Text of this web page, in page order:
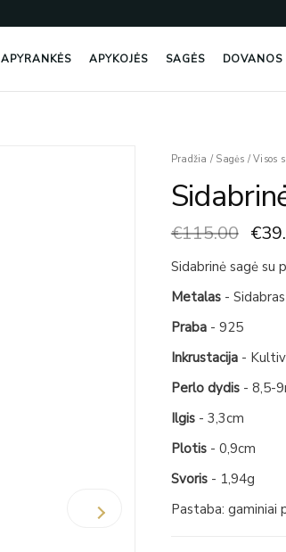
APYRANKĖS APYKOJĖS SAGĖS DOVANOS
Pradžia / Sagės / Visos
€115.00
was:
€
Sidabrinė sagė su
Metalas- Sidabras
Praba- 925
Inkrustacija-
Perlo dydis- 8,5-
Ilgis- 3,3cm
Plotis- 0,9cm
Svoris- 1,94g
Pastaba: gaminiai